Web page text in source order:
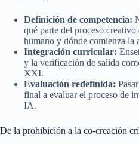
Definición de competencia:
qué parte del proceso creativo
humano y dónde comienza la
Integración curricular:
y la verificación de salida
XXI.
Evaluación redefinida:
final a evaluar el proceso de
IA.
De la prohibición a la co-creación